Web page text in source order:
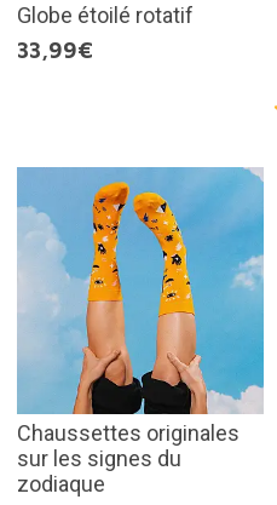
Globe étoilé rotatif
33,99€
Chaussettes originales
sur les signes du
zodiaque